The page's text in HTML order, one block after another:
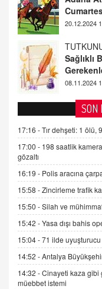
Sağlıklı
08.11.2024
FARUK
Tezkere
AV.
Kişisel
gelişimi
15.09.2025
SEHER
Kış
9.12.2025
İNCİ
Trump
06.07.2026
17:16 -Tır dehşeti: 1 ölü,
17:00 - 198 saatlik
gözaltı
16:19 - Polis aracına
15:58 -Zincirleme trafik
15:50 -Silah ve
15:42 -Yasa dışı bahis
15:04 -71 ilde
14:52 -Antalya
14:32 -Cinayeti kaza gibi
müebbet istemi